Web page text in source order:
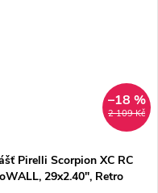
2 109 Kč
–18 %
Pirelli Scorpion XC RC
29x2.40", Retro